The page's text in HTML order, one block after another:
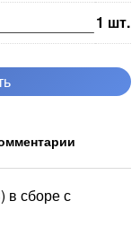
1 шт.
в сборе с